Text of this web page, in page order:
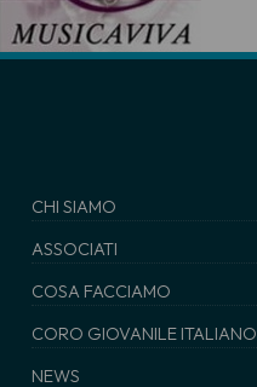
CHI SIAMO
ASSOCIATI
COSA FACCIAMO
CORO GIOVANILE ITALIANO
NEWS